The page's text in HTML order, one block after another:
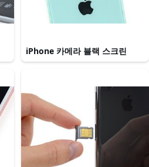
iPhone 카메라 블랙 스크린